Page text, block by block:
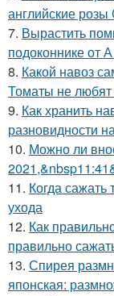
английские розы
7. Вырастить
подоконнике от
8. Какой навоз
Томаты не любят
9. Как хранить
разновидности
10. Можно ли
11. Когда
ухода
12. Как
правильно
13. Спирея
японская: